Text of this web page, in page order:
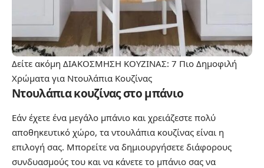
Δείτε ακόμη ΔΙΑΚΟΣΜΗΣΗ ΚΟΥΖΙΝΑΣ: 7 Πιο Δημοφιλή
Χρώματα για Ντουλάπια Κουζίνας
Ντουλάπια κουζίνας στο μπάνιο
Εάν έχετε ένα μεγάλο μπάνιο και χρειάζεστε πολύ
αποθηκευτικό χώρο, τα ντουλάπια κουζίνας είναι η
επιλογή σας. Μπορείτε να δημιουργήσετε διάφορους
συνδυασμούς του και να κάνετε το μπάνιο σας να